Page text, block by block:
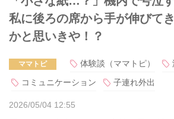
私に後ろの席から手が伸びて
かと思いきや！？
ママトピ 体験談（ママトピ）
コミュニケーション
子連れ外出
2026/05/04 12:55